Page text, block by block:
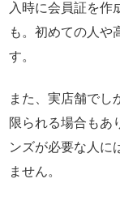
入時に会員証を作
も。初めての人や
す。
また、実店舗でし
限られる場合もあ
ンズが必要な人に
ません。